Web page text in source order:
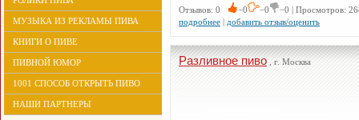
МУЗЫКА ИЗ РЕКЛАМЫ ПИВА
КНИГИ О ПИВЕ
ПИВНОЙ ЮМОР
1001 СПОСОБ ОТКРЫТЬ ПИВО
НАШИ ПАРТНЕРЫ
Отзывов: 0 −0 −0
−0 | Просмотров:
подробнее | добавить отзыв/оценить
Разливное пиво, г. Москва